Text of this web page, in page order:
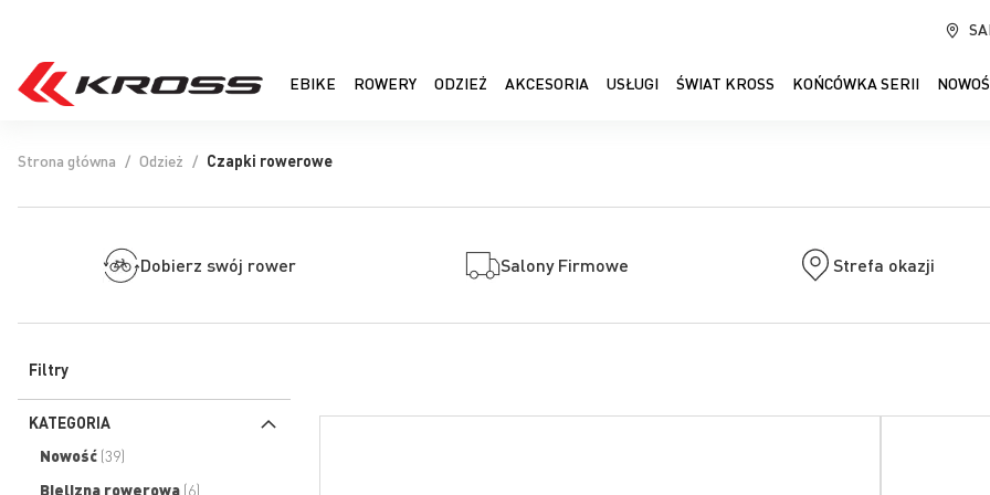
EBIKE ROWERY ODZIEŻ AKCESORIA USŁUGI ŚWIAT KROSS KOŃCÓWKA SERII
Strona główna Odzież Czapki rowerowe
Dobierz swój rower Salony Firmowe Strefa okazji
Filtry
KATEGORIA
Nowość 39
produkty
Bielizna rowerowa 6
produkty